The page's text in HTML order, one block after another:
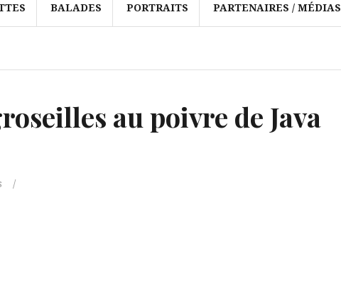
BALADES PORTRAITS PARTENAIRES / MÉDIAS
au poivre de Java